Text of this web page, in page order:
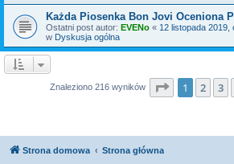
Każda Piosenka Bon Jovi Oceniona
Ostatni post autor: EVENo « 12 listopada 2019,
w Dyskusja ogólna
Znaleziono 216 wyników Strona1 z9
1 2 3
Strona domowa Strona główna